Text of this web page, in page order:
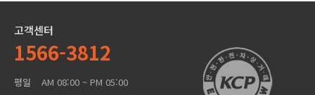
고객센터
1566-3812
평일 AM 08:00 ~ PM 05:00